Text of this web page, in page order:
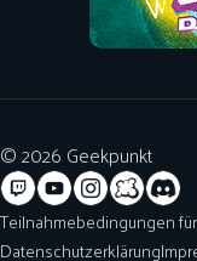
© 2026 Geekpunkt
Teilnahmebedingungen
Datenschutzerklärung